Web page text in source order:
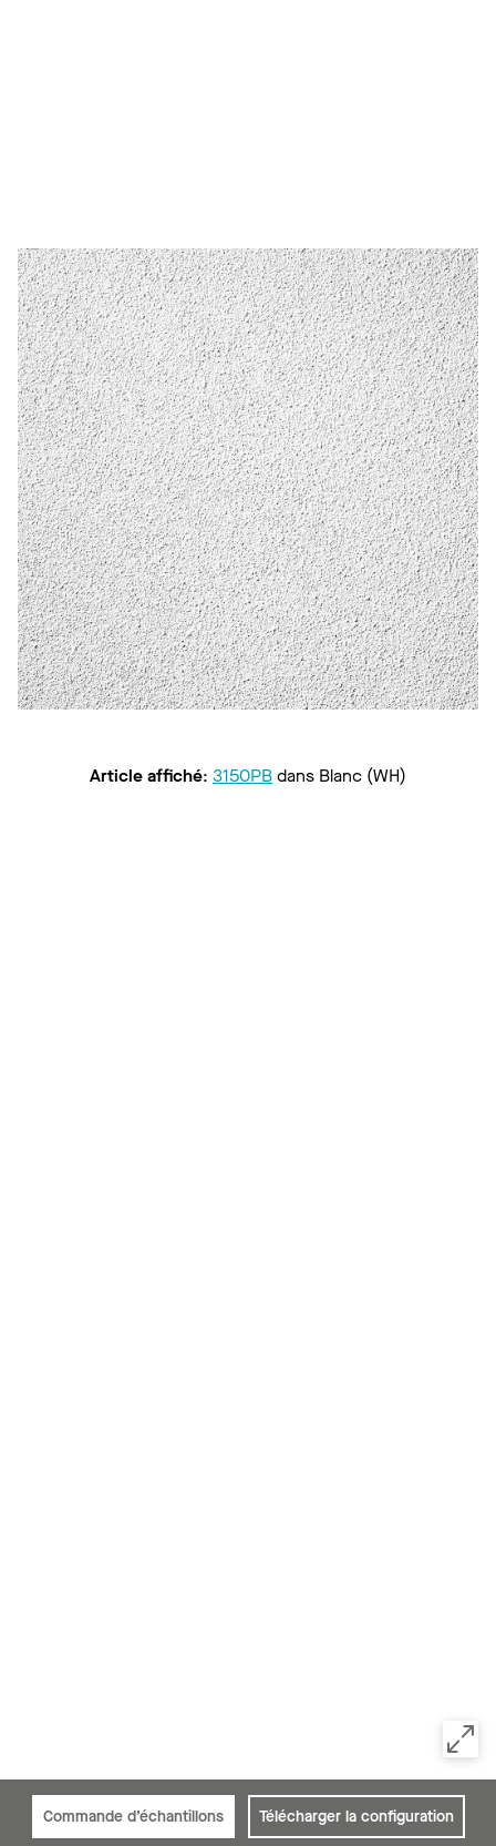
Article affiché: 3150PBdans Blanc (WH)
Commande d’échantillons Télécharger la configuration